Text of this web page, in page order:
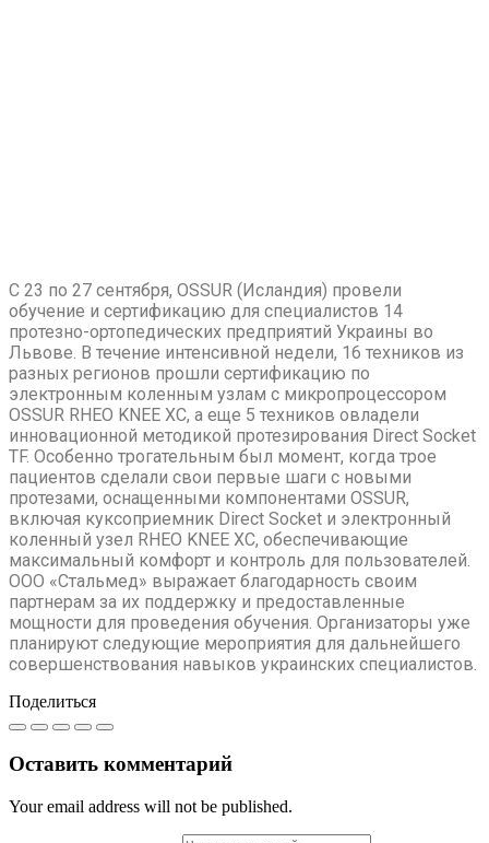
С 23 по 27 сентября, OSSUR (Исландия) провели
обучение и сертификацию для специалистов 14
протезно-ортопедических предприятий Украины во
Львове. В течение интенсивной недели, 16 техников из
разных регионов прошли сертификацию по
электронным коленным узлам с микропроцессором
OSSUR RHEO KNEE XC, а еще 5 техников овладели
инновационной методикой протезирования Direct Socket
TF. Особенно трогательным был момент, когда трое
пациентов сделали свои первые шаги с новыми
протезами, оснащенными компонентами OSSUR,
включая куксоприемник Direct Socket и электронный
коленный узел RHEO KNEE XC, обеспечивающие
максимальный комфорт и контроль для пользователей.
ООО «Стальмед» выражает благодарность своим
партнерам за их поддержку и предоставленные
мощности для проведения обучения. Организаторы уже
планируют следующие мероприятия для дальнейшего
совершенствования навыков украинских специалистов.
Поделиться
Оставить комментарий
Your email address will not be published.